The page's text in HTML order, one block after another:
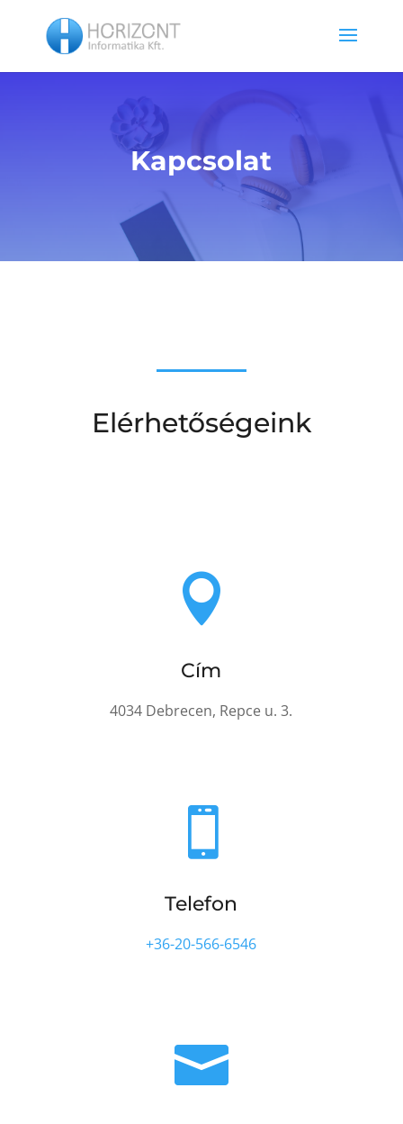
Kapcsolat
Elérhetőségeink

Cím
4034 Debrecen, Repce u. 3.

Telefon
+36-20-566-6546
